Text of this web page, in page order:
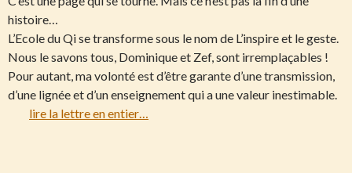
histoire…
L’Ecole du Qi se transforme sous le nom de L’inspire et le geste.
Nous le savons tous, Dominique et Zef, sont irremplaçables !
Pour autant, ma volonté est d’être garante d’une transmission,
d’une lignée et d’un enseignement qui a une valeur inestimable.
lire la lettre en entier…